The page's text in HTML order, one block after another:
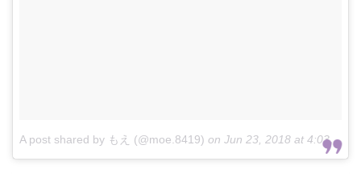
A post shared by もえ (@moe.8419) on Jun 23, 2018 at 4:03am PDT